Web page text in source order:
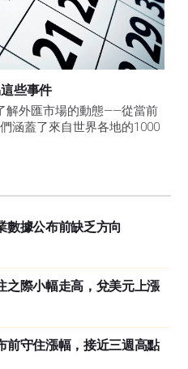
些事件
解外匯市場的動態——從當前
涵蓋了來自世界各地的1000
數據公布前缺乏方向
之際小幅走高，兌美元上漲
前守住漲幅，接近三週高點